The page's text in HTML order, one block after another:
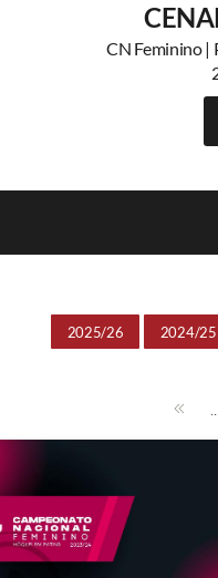
CN Feminino |
2025/26 2024/25